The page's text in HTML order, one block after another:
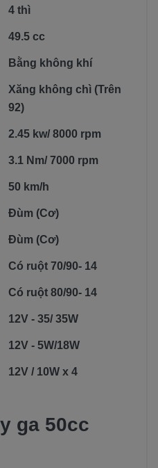
4 thì
49.5 cc
Bằng không khí
Xăng không chì (Trên
92)
2.45 kw/ 8000 rpm
3.1 Nm/ 7000 rpm
50 km/h
Đùm (Cơ)
Đùm (Cơ)
Có ruột 70/90- 14
Có ruột 80/90- 14
12V - 35/ 35W
12V - 5W/18W
12V / 10W x 4
ga 50cc